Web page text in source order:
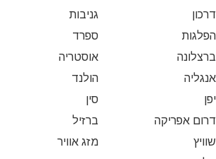
דרכון
גניבות
הפלגות
ספרד
ברצלונה
אוסטריה
אנגליה
הולנד
יפן
סין
דרום אפריקה
ברזיל
שוויץ
מזג אוויר